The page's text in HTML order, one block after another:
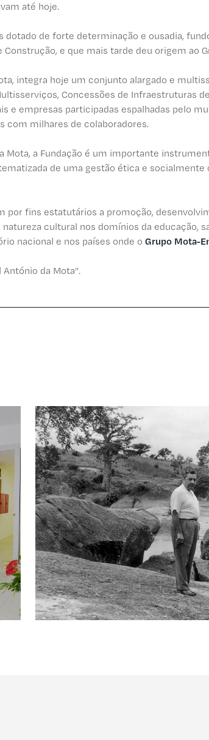
até hoje.
dotado de forte determinação e ousadia,
e que mais tarde deu origem ao
integra hoje um conjunto alargado e
Concessões de Infraestruturas
e empresas participadas espalhadas pelo
com milhares de colaboradores.
Mota, a Fundação é um importante
de uma gestão ética e
por fins estatutários a promoção,
cultural nos domínios da educação,
nacional e nos países onde o Grupo Mota-
da Mota”.